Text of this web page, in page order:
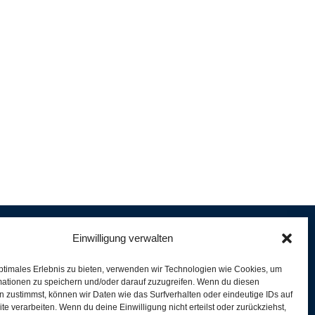
Einwilligung verwalten
Erlebnis zu bieten, verwenden wir Technologien wie Cookies, um
zu speichern und/oder darauf zuzugreifen. Wenn du diesen
zustimmst, können wir Daten wie das Surfverhalten oder eindeutige IDs auf
verarbeiten. Wenn du deine Einwilligung nicht erteilst oder zurückziehst,
und